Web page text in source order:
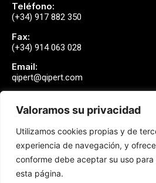
Valoramos su privacidad
Utilizamos cookies propias y de
experiencia de navegación, y
conforme debe aceptar su uso
esta página.
Teléfono:
(+34) 917 882 350
Fax:
(+34) 914 063 028
Email:
qipert@qipert.com
Síguenos